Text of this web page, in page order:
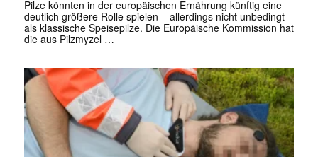
Pilze könnten in der europäischen Ernährung künftig eine
deutlich größere Rolle spielen – allerdings nicht unbedingt
als klassische Speisepilze. Die Europäische Kommission hat
die aus Pilzmyzel …